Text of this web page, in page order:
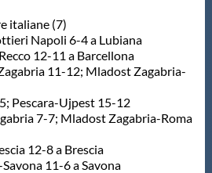
italiane (7)
Napoli 6-4 a Lubiana
12-11 a Barcellona
11-12; Mladost Zagabria-
Pescara-Ujpest 15-12
7-7; Mladost Zagabria-Roma
12-8 a Brescia
11-6 a Savona